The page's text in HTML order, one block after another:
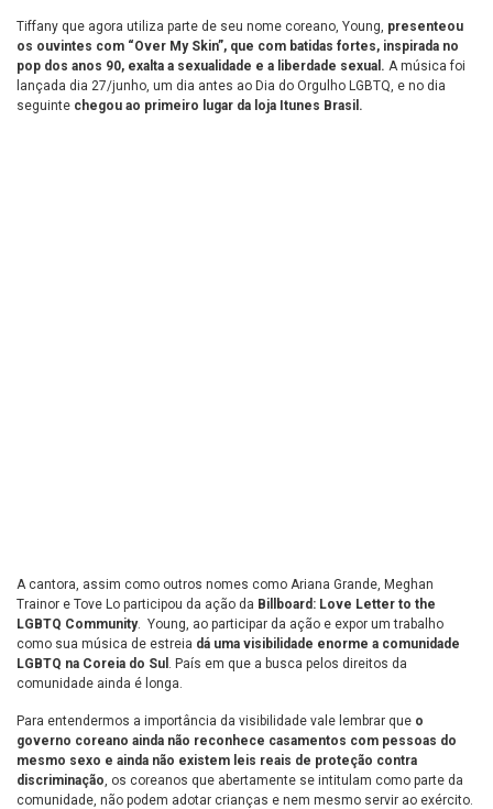
Tiffany que agora utiliza parte de seu nome coreano, Young, presenteou
os ouvintes com “Over My Skin”, que com batidas fortes, inspirada no
pop dos anos 90, exalta a sexualidade e a liberdade sexual. A música foi
lançada dia 27/junho, um dia antes ao Dia do Orgulho LGBTQ, e no dia
seguinte chegou ao primeiro lugar da loja Itunes Brasil.
A cantora, assim como outros nomes como Ariana Grande, Meghan
Trainor e Tove Lo participou da ação da Billboard: Love Letter to the
LGBTQ Community. Young, ao participar da ação e expor um trabalho
como sua música de estreia dá uma visibilidade enorme a comunidade
LGBTQ na Coreia do Sul . País em que a busca pelos direitos da
comunidade ainda é longa.
Para entendermos a importância da visibilidade vale lembrar que o
governo coreano ainda não reconhece casamentos com pessoas do
mesmo sexo e ainda não existem leis reais de proteção contra
discriminação, os coreanos que abertamente se intitulam como parte da
comunidade, não podem adotar crianças e nem mesmo servir ao exército.